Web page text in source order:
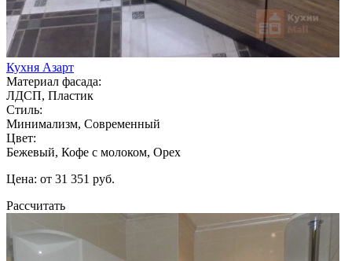
Кухня Азарт
Материал фасада:
ЛДСП, Пластик
Стиль:
Минимализм, Современный
Цвет:
Бежевый, Кофе с молоком, Орех
Цена: от 31 351 руб.
Рассчитать